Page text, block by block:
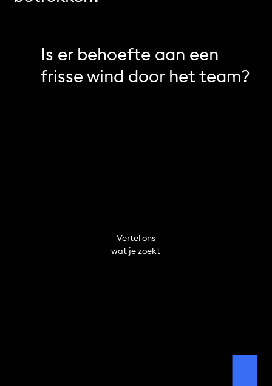
Is er behoefte aan een
frisse wind door het team?
Vertel ons
wat je zoekt